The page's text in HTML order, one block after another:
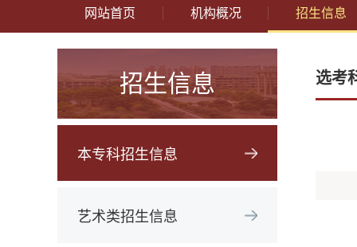
网站首页 机构概况 招生信息
招生信息
本专科招生信息
艺术类招生信息
选考